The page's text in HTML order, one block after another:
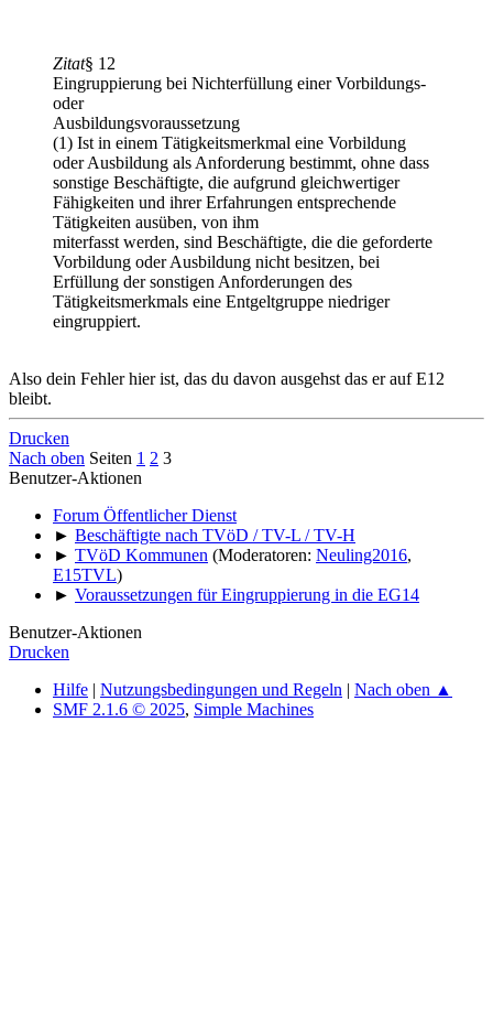
Zitat§ 12
Eingruppierung bei Nichterfüllung einer Vorbildungs-
oder
Ausbildungsvoraussetzung
(1) Ist in einem Tätigkeitsmerkmal eine Vorbildung
oder Ausbildung als Anforderung bestimmt, ohne dass
sonstige Beschäftigte, die aufgrund gleichwertiger
Fähigkeiten und ihrer Erfahrungen entsprechende
Tätigkeiten ausüben, von ihm
miterfasst werden, sind Beschäftigte, die die geforderte
Vorbildung oder Ausbildung nicht besitzen, bei
Erfüllung der sonstigen Anforderungen des
Tätigkeitsmerkmals eine Entgeltgruppe niedriger
eingruppiert.
Also dein Fehler hier ist, das du davon ausgehst das er auf E12
bleibt.
Drucken
Nach oben Seiten 1 2 3
Benutzer-Aktionen
Forum Öffentlicher Dienst
► Beschäftigte nach TVöD / TV-L / TV-H
► TVöD Kommunen (Moderatoren: Neuling2016,
E15TVL)
► Voraussetzungen für Eingruppierung in die EG14
Benutzer-Aktionen
Drucken
Hilfe
Nutzungsbedingungen und Regeln
Nach oben ▲
SMF 2.1.6 © 2025, Simple Machines